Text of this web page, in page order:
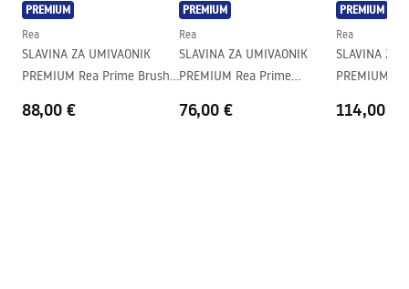
Promjer priključka
3/8 cola
Jamstvo
Sigurnosne informacije
Safety_Information_Faucets.pdf
PREMIUM
Rea
SLAVINA ZA UMIVAONIK
PREMIUM Rea Prime Brush
88,00 €
PREMIUM
Rea
SLAVINA ZA UMIVAONIK
PREMIUM Rea Prime
76,00 €
PREMIUM
Rea
SLAVINA ZA
PREMIUM
114,00 €